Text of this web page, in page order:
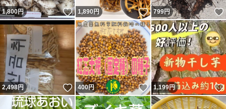
1,800円 いいね！
1,890円 いいね！
799円
2,498円 いいね！
400円 いいね！
1,199円